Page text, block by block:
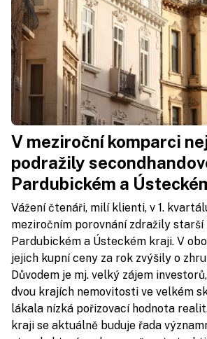
V meziroční komparci
podražily
Pardubickém a
Vážení čtenáři, milí klienti, v 1.
meziročním porovnání zdražily
Pardubickém a Ústeckém kraji. V
jejich kupní ceny za rok zvýšily o
Důvodem je mj. velký zájem
dvou krajích nemovitosti ve velkém
lákala nízká pořizovací hodnota
kraji se aktuálně buduje řada